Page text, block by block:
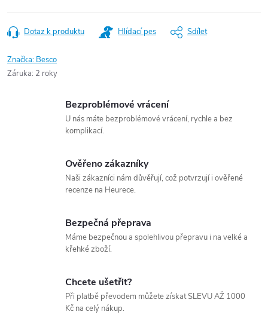
Dotaz k produktu Hlídací pes Sdílet
Značka: Besco
Záruka: 2 roky
Bezproblémové vrácení
U nás máte bezproblémové vrácení, rychle a bez
komplikací.
Ověřeno zákazníky
Naši zákazníci nám důvěřují, což potvrzují i ověřené
recenze na Heurece.
Bezpečná přeprava
Máme bezpečnou a spolehlivou přepravu i na velké a
křehké zboží.
Chcete ušetřit?
Při platbě převodem můžete získat SLEVU AŽ 1000
Kč na celý nákup.